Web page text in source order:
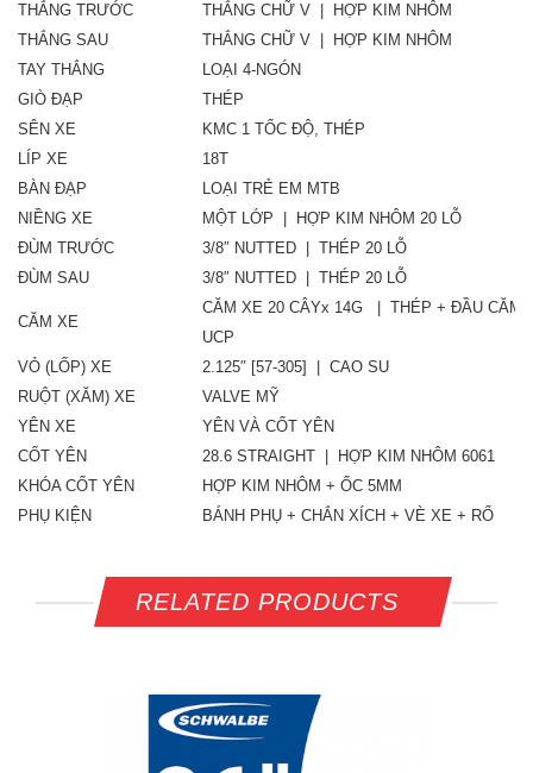
THẮNG TRƯỚC
THẮNG CHỮ V | HỢP KIM NHÔM
THẮNG SAU
THẮNG CHỮ V | HỢP KIM NHÔM
TAY THẮNG
LOẠI 4-NGÓN
GIÒ ĐẠP
THÉP
SÊN XE
KMC 1 TỐC ĐỘ, THÉP
LÍP XE
18T
BÀN ĐẠP
LOẠI TRẺ EM MTB
NIỀNG XE
MỘT LỚP | HỢP KIM NHÔM 20 LỖ
ĐÙM TRƯỚC
3/8″ NUTTED | THÉP 20 LỖ
ĐÙM SAU
3/8″ NUTTED | THÉP 20 LỖ
CĂM XE
CĂM XE 20 CÂYx 14G | THÉP + ĐẦU CĂM
UCP
VỎ (LỐP) XE
2.125″ [57-305] | CAO SU
RUỘT (XĂM) XE
VALVE MỸ
YÊN XE
YÊN VÀ CỐT YÊN
CỐT YÊN
28.6 STRAIGHT | HỢP KIM NHÔM 6061
KHÓA CỐT YÊN
HỢP KIM NHÔM + ỐC 5MM
PHỤ KIỆN
BÁNH PHỤ + CHẮN XÍCH + VÈ XE + RỔ
RELATED PRODUCTS